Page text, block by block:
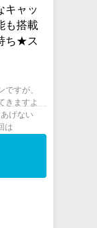
ャッ
も搭載
ち★ス
すが、
きますよ
げない
は